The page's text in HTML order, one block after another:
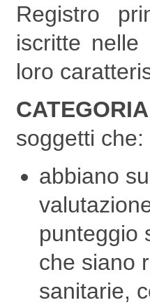
Registro
iscritte
loro
soggetti che:
abbiano
punteggio
che siano
sanitarie,